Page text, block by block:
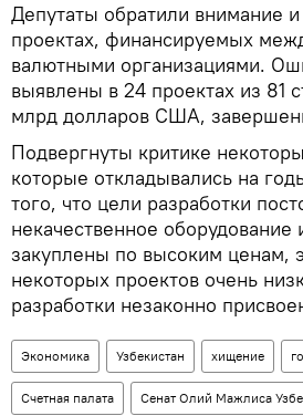
Депутаты обратили внимание
проектах, финансируемых
валютными организациями.
выявлены в 24 проектах из 81
млрд долларов США,
Подвергнуты критике
которые откладывались на
того, что цели разработки
некачественное оборудование
закуплены по высоким ценам,
некоторых проектов очень
разработки незаконно
Экономика Узбекистан хищение
Счетная палата Сенат Олий Мажлиса